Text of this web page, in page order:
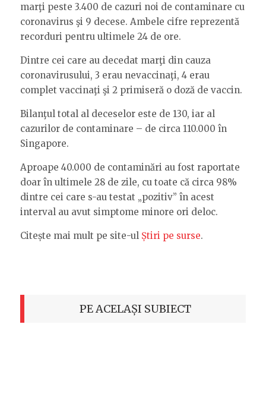
marţi peste 3.400 de cazuri noi de contaminare cu
coronavirus şi 9 decese. Ambele cifre reprezentă
recorduri pentru ultimele 24 de ore.
Dintre cei care au decedat marţi din cauza
coronavirusului, 3 erau nevaccinaţi, 4 erau
complet vaccinaţi şi 2 primiseră o doză de vaccin.
Bilanţul total al deceselor este de 130, iar al
cazurilor de contaminare – de circa 110.000 în
Singapore.
Aproape 40.000 de contaminări au fost raportate
doar în ultimele 28 de zile, cu toate că circa 98%
dintre cei care s-au testat „pozitiv” în acest
interval au avut simptome minore ori deloc.
Citește mai mult pe site-ul Știri pe surse.
PE ACELAȘI SUBIECT